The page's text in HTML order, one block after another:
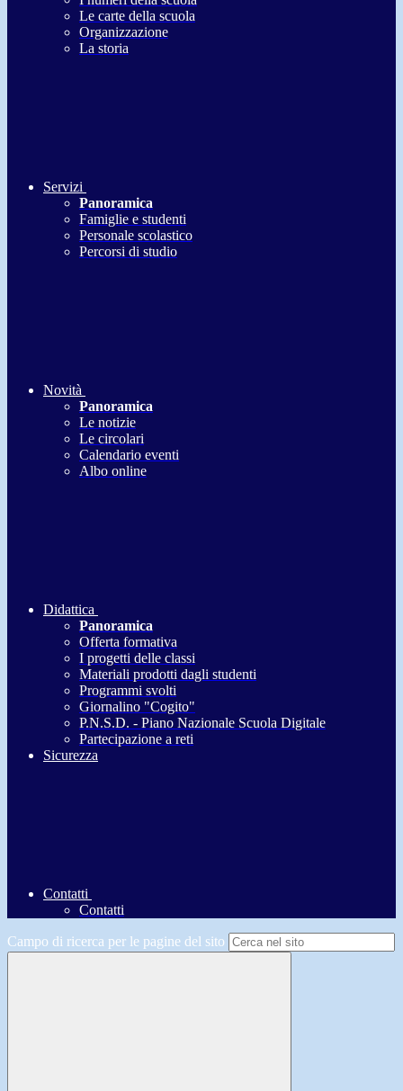
Le carte della scuola
Organizzazione
La storia
Servizi
Panoramica
Famiglie e studenti
Personale scolastico
Percorsi di studio
Novità
Panoramica
Le notizie
Le circolari
Calendario eventi
Albo online
Didattica
Panoramica
Offerta formativa
I progetti delle classi
Materiali prodotti dagli studenti
Programmi svolti
Giornalino "Cogito"
P.N.S.D. - Piano Nazionale Scuola Digitale
Partecipazione a reti
Sicurezza
Contatti
Contatti
Campo di ricerca per le pagine del sito